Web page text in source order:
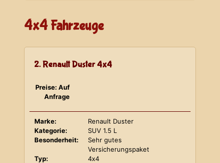
4x4 Fahrzeuge
2. Renault Duster 4x4
Preise: Auf
Anfrage
Marke:
Renault Duster
Kategorie:
SUV 1.5 L
Besonderheit:
Sehr gutes
Versicherungspaket
Typ:
4x4